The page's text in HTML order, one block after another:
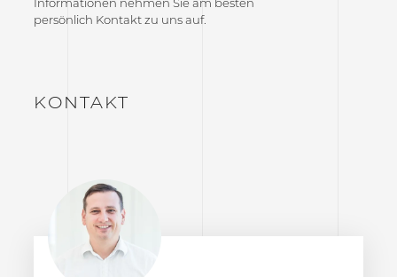
Informationen nehmen Sie am besten
persönlich Kontakt zu uns auf.
KONTAKT